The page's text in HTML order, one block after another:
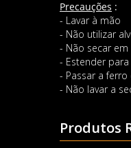
Precauções :
- Lavar à mão
- Não utilizar
- Não secar
- Estender
- Passar a
- Não lavar a
Produtos